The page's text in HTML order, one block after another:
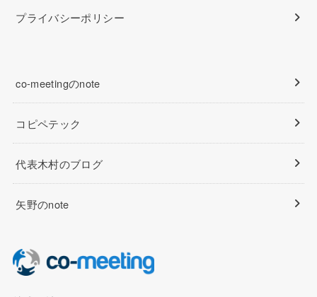
プライバシーポリシー
co-meetingのnote
コピペテック
代表木村のブログ
矢野のnote